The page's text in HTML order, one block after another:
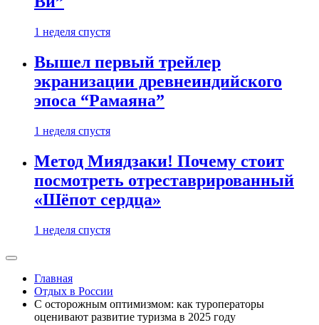
1 неделя спустя
Вышел первый трейлер
экранизации древнеиндийского
эпоса “Рамаяна”
1 неделя спустя
Метод Миядзаки! Почему стоит
посмотреть отреставрированный
«Шёпот сердца»
1 неделя спустя
Главная
Отдых в России
С осторожным оптимизмом: как туроператоры
оценивают развитие туризма в 2025 году